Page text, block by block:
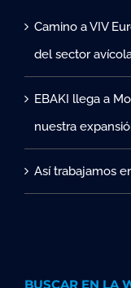
Camino a VIV
del sector
EBAKI llega a
nuestra
Así trabajamos
BUSCAR EN LA